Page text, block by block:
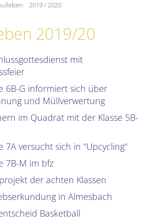
2019 / 2020
2019/20
mit
6B-G informiert sich über
und Müllverwertung
im Quadrat mit der Klasse 5B-
7A versucht sich in "Upcycling"
7B-M im bfz
der achten Klassen
in Almesbach
Basketball